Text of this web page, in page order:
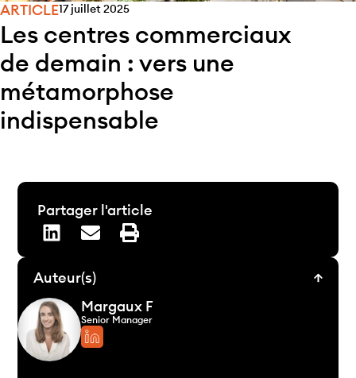
ARTICLE17 juillet 2025
Les centres commerciaux
de demain : vers une
métamorphose
indispensable
Partager l'article
Auteur(s)
Margaux F
Senior Manager